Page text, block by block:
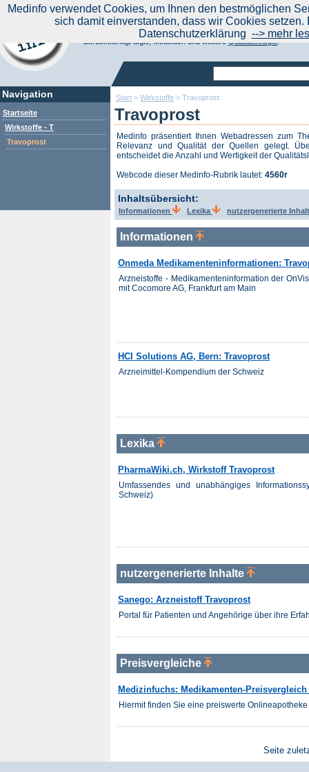
Start > Wirkstoffe > Travoprost
Travoprost
Medinfo präsentiert Ihnen Webadressen zum
Relevanz und Qualität der Quellen gelegt.
entscheidet die Anzahl und Wertigkeit der
Webcode dieser Medinfo-Rubrik lautet: 4560r
Inhaltsübersicht:
Informationen Lexika nutzergenerierte
Informationen
Onmeda Medikamenteninformationen:
Arzneistoffe - Medikamenteninformation der
mit Cocomore AG, Frankfurt am Main
HCI Solutions AG, Bern: Travoprost
Arzneimittel-Kompendium der Schweiz
Lexika
PharmaWiki.ch, Wirkstoff Travoprost
Umfassendes und unabhängiges
Schweiz)
nutzergenerierte Inhalte
Sanego: Arzneistoff Travoprost
Portal für Patienten und Angehörige über ihre
Preisvergleiche
Medizinfuchs: Medikamenten-
Hiermit finden Sie eine preiswerte
Seite
Navigation
Startseite
Wirkstoffe - T
Travoprost
Aktuelle Nachrichten|
Suchen Sie noch oder Finden Sie schon?
Medinfo.de - Meta-Portal für Gesundheitsthemen
Berücksichtigt afgis, Medisuch und weitereQualitätssiegel.
Medinfo verwendet Cookies, um Ihnen den bestmöglichen
sich damit einverstanden, dass wir Cookies
Datenschutzerklärung --> mehr